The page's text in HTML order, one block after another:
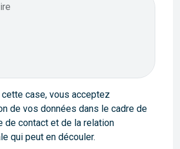
cette case, vous acceptez
de vos données dans le cadre de
de contact et de la relation
qui peut en découler.